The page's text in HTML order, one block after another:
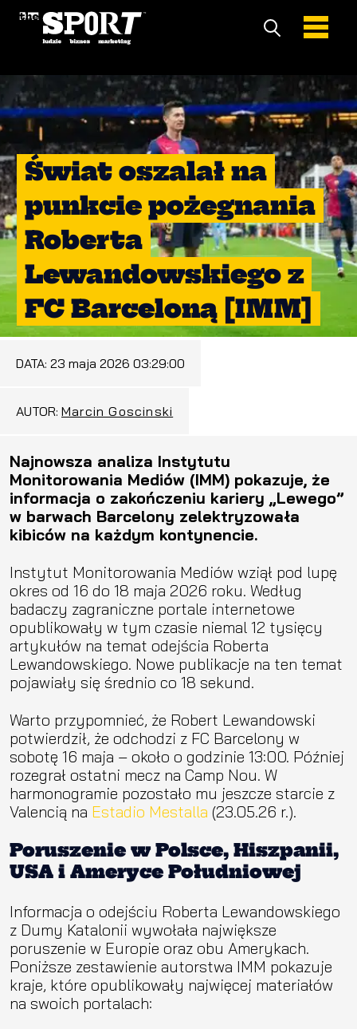
Świat oszalał na
punkcie pożegnania
Roberta
Lewandowskiego z
FC Barceloną [IMM]
DATA: 23 maja 2026 03:29:00
AUTOR: Marcin Goscinski
Najnowsza analiza Instytutu
Monitorowania Mediów (IMM) pokazuje, że
informacja o zakończeniu kariery „Lewego”
w barwach Barcelony zelektryzowała
kibiców na każdym kontynencie.
Instytut Monitorowania Mediów wziął pod lupę
okres od 16 do 18 maja 2026 roku. Według
badaczy zagraniczne portale internetowe
opublikowały w tym czasie niemal 12 tysięcy
artykułów na temat odejścia Roberta
Lewandowskiego. Nowe publikacje na ten temat
pojawiały się średnio co 18 sekund.
Warto przypomnieć, że Robert Lewandowski
potwierdził, że odchodzi z FC Barcelony w
sobotę 16 maja – około o godzinie 13:00. Później
rozegrał ostatni mecz na Camp Nou. W
harmonogramie pozostało mu jeszcze starcie z
Valencią na Estadio Mestalla (23.05.26 r.).
Poruszenie w Polsce, Hiszpanii,
USA i Ameryce Południowej
Informacja o odejściu Roberta Lewandowskiego
z Dumy Katalonii wywołała największe
poruszenie w Europie oraz obu Amerykach.
Poniższe zestawienie autorstwa IMM pokazuje
kraje, które opublikowały najwięcej materiałów
na swoich portalach: